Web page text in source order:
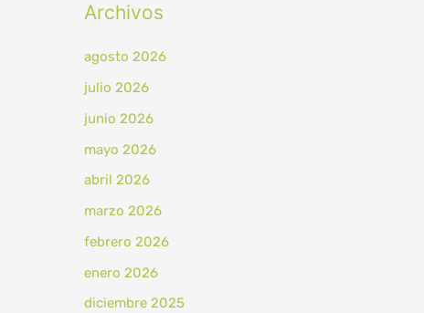
Archivos
agosto 2026
julio 2026
junio 2026
mayo 2026
abril 2026
marzo 2026
febrero 2026
enero 2026
diciembre 2025